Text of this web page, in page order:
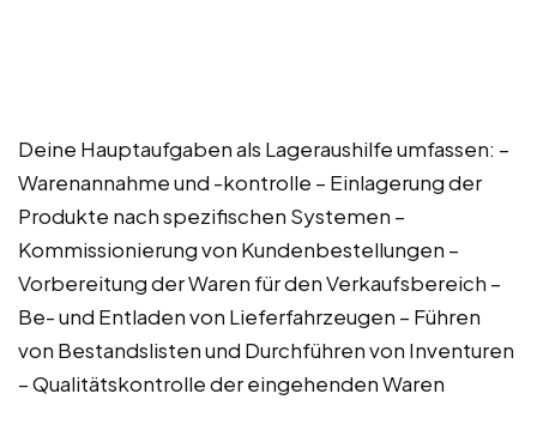
Deine Hauptaufgaben als Lageraushilfe umfassen: –
Warenannahme und -kontrolle – Einlagerung der
Produkte nach spezifischen Systemen –
Kommissionierung von Kundenbestellungen –
Vorbereitung der Waren für den Verkaufsbereich –
Be- und Entladen von Lieferfahrzeugen – Führen
von Bestandslisten und Durchführen von Inventuren
– Qualitätskontrolle der eingehenden Waren